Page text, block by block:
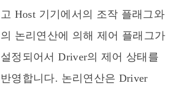
고 Host 기기에서의 조작 플래그와
의 논리연산에 의해 제어 플래그가
설정되어서 Driver의 제어 상태를
반영합니다. 논리연산은 Driver